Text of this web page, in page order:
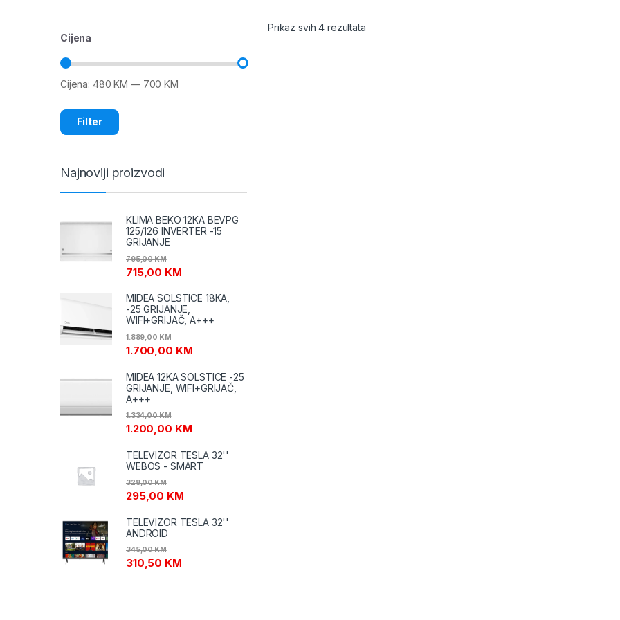
Prikaz svih 4 rezultata
Cijena
Minimalna
Maksimalna
Filter
Cijena: 480 KM — 700 KM
Najnoviji proizvodi
KLIMA BEKO 12KA BEVPG
125/126 INVERTER -15
GRIJANJE
715,00 KM
795,00KM
MIDEA SOLSTICE 18KA,
-25 GRIJANJE,
WIFI+GRIJAČ, A+++
1.700,00 KM
1.889,00KM
MIDEA 12KA SOLSTICE -25
GRIJANJE, WIFI+GRIJAČ,
A+++
1.200,00 KM
1.334,00KM
TELEVIZOR TESLA 32''
WEBOS - SMART
295,00 KM
328,00KM
TELEVIZOR TESLA 32''
ANDROID
310,50 KM
345,00KM